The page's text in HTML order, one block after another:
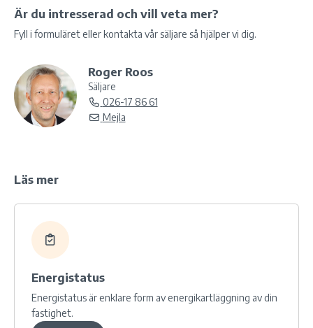
Är du intresserad och vill veta mer?
Fyll i formuläret eller kontakta vår säljare så hjälper vi dig.
Roger Roos
Säljare
026-17 86 61
Mejla
Läs mer
Energistatus
Energistatus är enklare form av energikartläggning av din
fastighet.